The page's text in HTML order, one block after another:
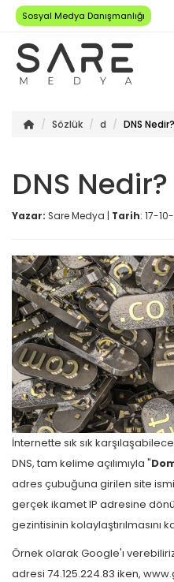
Sosyal Medya Danışmanlığı
Sözlük d DNS Nedir?
DNS Nedir?
Yazar: Sare Medya | Tarih: 17-
İnternette sık sık
DNS, tam kelime açılımıyla "
adres çubuğuna girilen site
gerçek ikamet IP adresine
gezintisinin kolaylaştırılmasını
Örnek olarak Google'ı
adresi 74.125.224.83 iken,